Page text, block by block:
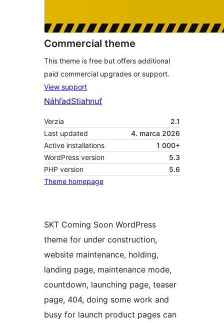
Commercial theme
This theme is free but offers additional
paid commercial upgrades or support.
View support
NáhľadStiahnuť
Verzia
2.1
Last updated
4. marca 2026
Active installations
1 000+
WordPress version
5.3
PHP version
5.6
Theme homepage
SKT Coming Soon WordPress
theme for under construction,
website maintenance, holding,
landing page, maintenance mode,
countdown, launching page, teaser
page, 404, doing some work and
busy for launch product pages can